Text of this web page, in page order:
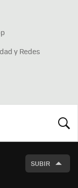
y Redes
SUBIR